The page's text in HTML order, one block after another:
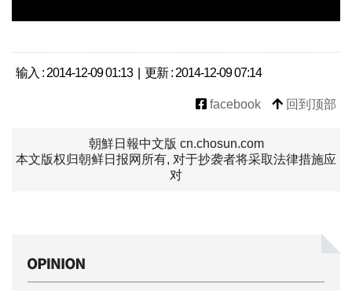
输入 : 2014-12-09 01:13 | 更新 : 2014-12-09 07:14
facebook 回到顶部
朝鮮日報中文版 cn.chosun.com
本文版权归朝鲜日报网所有, 对于抄袭者将采取法律措施应
对